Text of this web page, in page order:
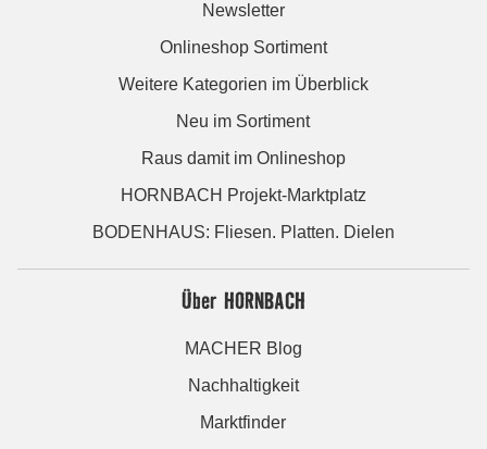
Newsletter
Onlineshop Sortiment
Weitere Kategorien im Überblick
Neu im Sortiment
Raus damit im Onlineshop
HORNBACH Projekt-Marktplatz
BODENHAUS: Fliesen. Platten. Dielen
Über HORNBACH
MACHER Blog
Nachhaltigkeit
Marktfinder